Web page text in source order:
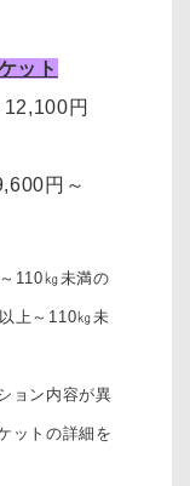
ット
円
円～
110㎏未満の
上～110㎏未
ョン内容が異
ットの詳細を